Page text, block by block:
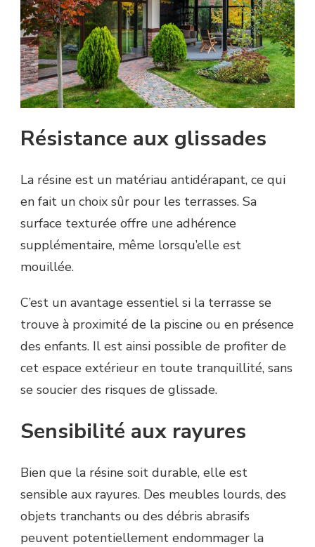
Résistance aux glissades
La résine est un matériau antidérapant, ce qui
en fait un choix sûr pour les terrasses. Sa
surface texturée offre une adhérence
supplémentaire, même lorsqu’elle est
mouillée.
C’est un avantage essentiel si la terrasse se
trouve à proximité de la piscine ou en présence
des enfants. Il est ainsi possible de profiter de
cet espace extérieur en toute tranquillité, sans
se soucier des risques de glissade.
Sensibilité aux rayures
Bien que la résine soit durable, elle est
sensible aux rayures. Des meubles lourds, des
objets tranchants ou des débris abrasifs
peuvent potentiellement endommager la